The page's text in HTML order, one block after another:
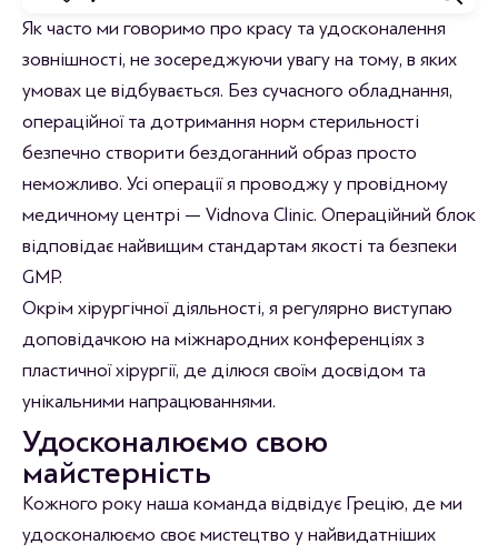
Відгуки
Станьте першим хто залишить відгук.
Як часто ми говоримо про красу та удосконалення
зовнішності, не зосереджуючи увагу на тому, в яких
умовах це відбувається. Без сучасного обладнання,
операційної та дотримання норм стерильності
безпечно створити бездоганний образ просто
неможливо. Усі операції я проводжу у провідному
медичному центрі — Vidnova Clinic. Операційний блок
відповідає найвищим стандартам якості та безпеки
GMP.
Окрім хірургічної діяльності, я регулярно виступаю
доповідачкою на міжнародних конференціях з
пластичної хірургії, де ділюся своїм досвідом та
унікальними напрацюваннями.
Удосконалюємо свою
майстерність
Кожного року наша команда відвідує Грецію, де ми
удосконалюємо своє мистецтво у найвидатніших